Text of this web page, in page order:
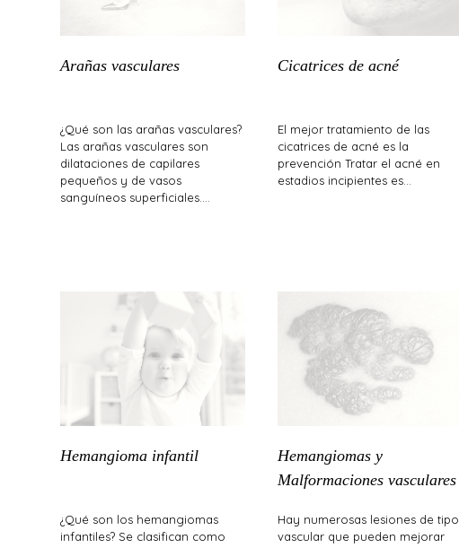
Arañas vasculares
¿Qué son las arañas vasculares?
Las arañas vasculares son
dilataciones de capilares
pequeños y de vasos
sanguíneos superficiales.…
Cicatrices de acné
El mejor tratamiento de las
cicatrices de acné es la
prevención Tratar el acné en
estadios incipientes es…
Hemangioma infantil
¿Qué son los hemangiomas
infantiles? Se clasifican como
Hemangiomas y
Malformaciones vasculares
Hay numerosas lesiones de tipo
vascular que pueden mejorar